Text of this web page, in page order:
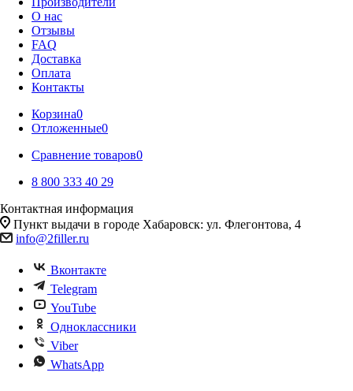
О нас
Отзывы
FAQ
Доставка
Оплата
Контакты
Корзина0
Отложенные0
Сравнение товаров0
8 800 333 40 29
Контактная информация
Пункт выдачи в городе Хабаровск: ул. Флегонтова, 4
info@2filler.ru
Вконтакте
Telegram
YouTube
Одноклассники
Viber
WhatsApp